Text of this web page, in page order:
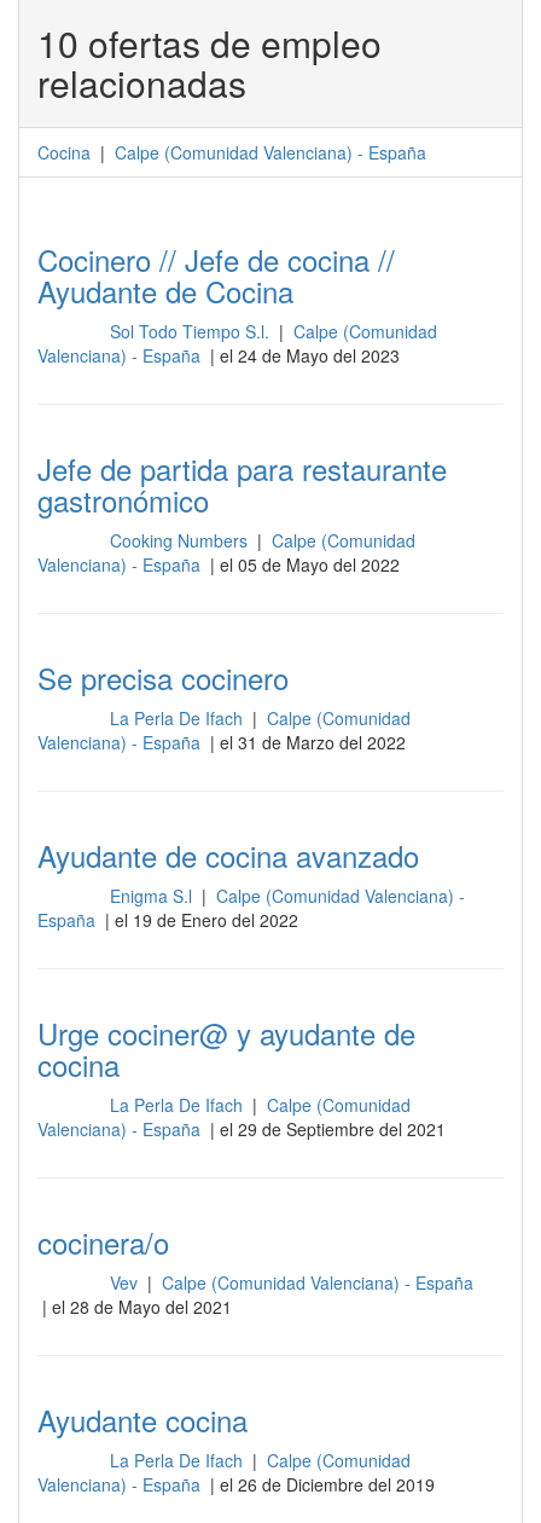
10 ofertas de empleo
relacionadas
Cocina | Calpe (Comunidad Valenciana) - España
Cocinero // Jefe de cocina //
Ayudante de Cocina
Sol Todo Tiempo S.l. | Calpe (Comunidad
Valenciana) - España | el 24 de Mayo del 2023
Jefe de partida para restaurante
gastronómico
Cooking Numbers | Calpe (Comunidad
Valenciana) - España | el 05 de Mayo del 2022
Se precisa cocinero
La Perla De Ifach | Calpe (Comunidad
Valenciana) - España | el 31 de Marzo del 2022
Ayudante de cocina avanzado
Enigma S.l | Calpe (Comunidad Valenciana) -
España | el 19 de Enero del 2022
Urge cociner@ y ayudante de
cocina
La Perla De Ifach | Calpe (Comunidad
Valenciana) - España | el 29 de Septiembre del 2021
cocinera/o
Vev | Calpe (Comunidad Valenciana) - España
| el 28 de Mayo del 2021
Ayudante cocina
La Perla De Ifach | Calpe (Comunidad
Valenciana) - España | el 26 de Diciembre del 2019